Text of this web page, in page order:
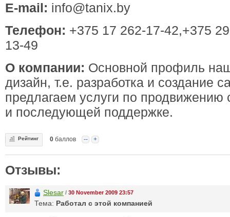
E-mail: info@tanix.by
Телефон: +375 17 262-17-42,+375
13-49
О компании: Основной профиль
дизайн, т.е. разработка и создание
предлагаем услуги по продвижению
и последующей поддержке.
Рейтинг 0 баллов -- +
Отзывы:
Slesar / 30 November 2009 23:57
Тема: Работал с этой компанией